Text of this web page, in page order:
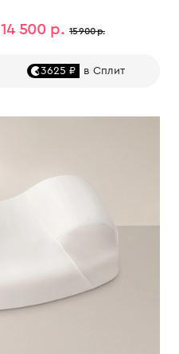
15 900 р.
14 500 р.
3625 ₽ в Сплит